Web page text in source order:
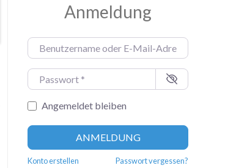
Anmeldung
Benutzername oder E-Mail-Adresse
Passwort
Angemeldet bleiben
ANMELDUNG
Konto erstellen Passwort vergessen?